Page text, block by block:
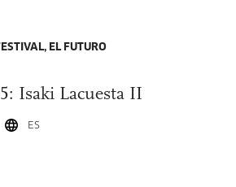
EL FUTURO
Isaki Lacuesta II
ES